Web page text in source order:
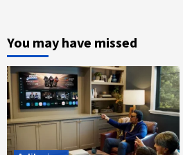
You may have missed